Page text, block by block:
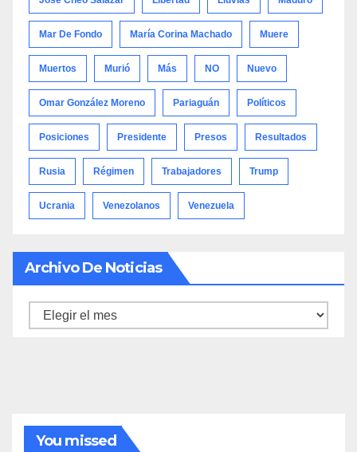
Mar De Fondo María Corina Machado Muere
Muertos Murió Más NO Nuevo
Omar González Moreno Pariaguán Políticos
Posiciones Presidente Presos Resultados
Rusia Régimen Trabajadores Trump
Ucrania Venezolanos Venezuela
Archivo De Noticias
Archivo
You missed